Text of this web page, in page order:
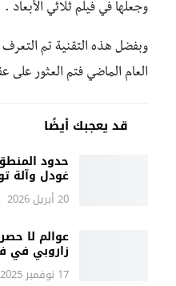
وجعلها في فيلم ثلاثي الأبعاد .
وبفضل هذه التقنية تم
العام الماضي فتم العثور على
قد يعجبك أيضًا
حدود
غودل وآلة
20 أبريل 2026
عوالم لا
زاروبي في
17 نوفمبر 2025